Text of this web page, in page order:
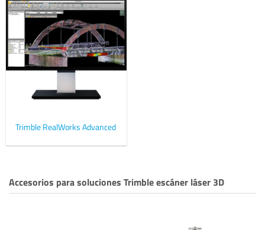
Trimble RealWorks Advanced
Accesorios para soluciones Trimble escáner láser 3D